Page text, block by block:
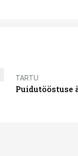
TARTU
Puidutööstuse